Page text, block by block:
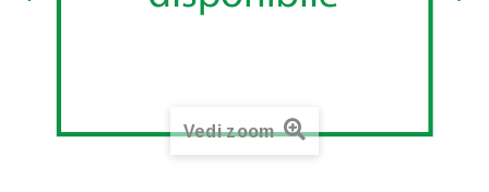
Vedi zoom